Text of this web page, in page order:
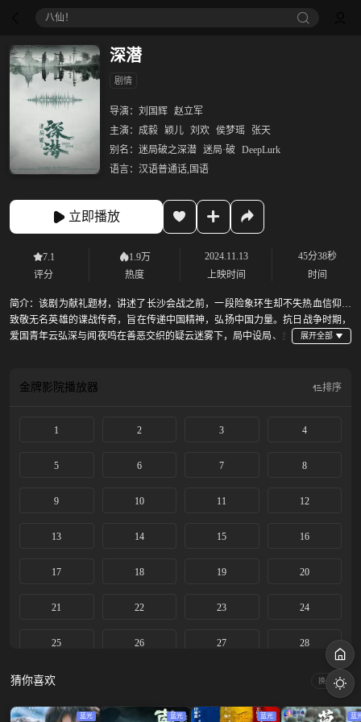
八仙！
深潜
剧情
导演： 刘国辉 赵立军
主演： 成毅 颖儿 刘欢 侯梦瑶
张天
别名： 迷局破之深潜 迷局·破 DeepLurk
语言： 汉语普通话,国语
立即播放
7.1
评分
1.9万
热度
2024.11.13
上映时间
45分38秒
时间
简介：该剧为献礼题材，讲述了长沙会战之前，一段险象环生却不失热血信仰，
致敬无名英雄的谍战传奇，旨在传递中国精神，弘扬中国力量。抗日战争时期，
爱国青年云弘深与闻夜鸣在善恶交织的疑云迷雾下，局中设局、步
金牌影院播放器 排序
1 2 3 4
5 6 7 8
9 10 11 12
13 14 15 16
17 18 19 20
21 22 23 24
25 26 27 28
29
33 35 36
猜你喜欢 换一换
蓝光 蓝光 蓝光 蓝